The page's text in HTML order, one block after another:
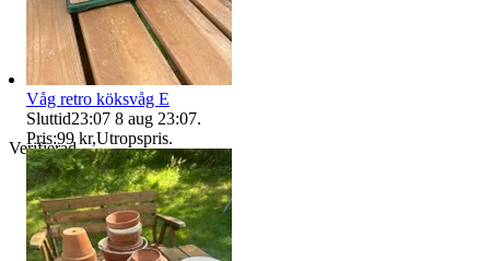
Verifierad
Våg retro köksvåg E
Sluttid23:07 8 aug 23:07.
Pris:99 kr,Utropspris.